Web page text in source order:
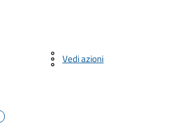
Vedi azioni